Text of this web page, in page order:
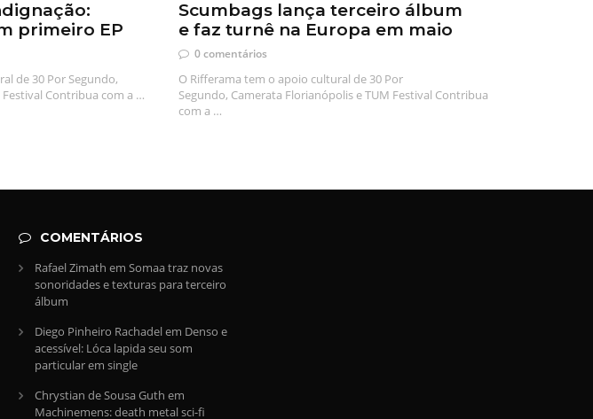
primeiro EP
de 30 Por Segundo,
Contribua com a …
Scumbags lança terceiro álbum
e faz turnê na Europa em maio
0 comentários
O Rifferama tem o apoio cultural de 30 Por
Segundo, Camerata Florianópolis e TUM Festival Contribua
com a …
COMENTÁRIOS
Rafael Zimath em Somaa traz novas
sonoridades e texturas para terceiro
álbum
Diego Pinheiro Rachadelem Denso e
acessível: Lóca lapida seu som
particular em single
Chrystian de Sousa Guth em
Machinemens: death metal sci-fi